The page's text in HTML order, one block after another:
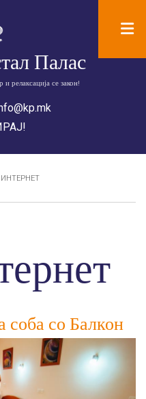
Палас
релаксација се закон!
ИНТЕРНЕТ
соба со Балкон